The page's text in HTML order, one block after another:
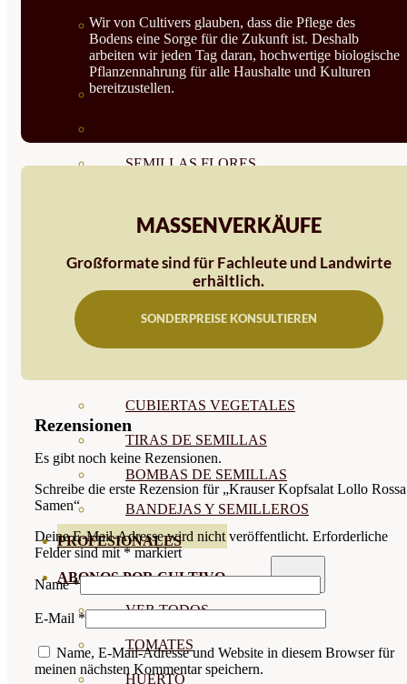
SEMILLAS HORTALIZA DE
HOJA
SEMILLAS AROMÁTICAS
SEMILLAS FLORES
SEMILLAS TRADICIONALES
SEMILLAS BRASICAS
CUBIERTAS VEGETALES
TIRAS DE SEMILLAS
BOMBAS DE SEMILLAS
BANDEJAS Y SEMILLEROS
PROFESIONALES
ABONOS POR CULTIVO
VER TODOS
TOMATES
HUERTO
Wir von Cultivers glauben, dass die Pflege des
Bodens eine Sorge für die Zukunft ist. Deshalb
arbeiten wir jeden Tag daran, hochwertige biologische
Pflanzennahrung für alle Haushalte und Kulturen
bereitzustellen.
MASSENVERKÄUFE
Großformate sind für Fachleute und Landwirte
erhältlich.
SONDERPREISE KONSULTIEREN
Rezensionen
Es gibt noch keine Rezensionen.
Schreibe die erste Rezension für „Krauser Kopfsalat Lollo Rossa
Samen“
Deine E-Mail-Adresse wird nicht veröffentlicht. Erforderliche
Felder sind mit*markiert
Name*
E-Mail *
Name, E-Mail-Adresse und Website in diesem Browser für
meinen nächsten Kommentar speichern.